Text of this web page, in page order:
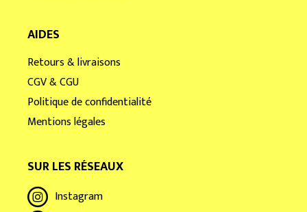
AIDES
Retours & livraisons
CGV & CGU
Politique de confidentialité
Mentions légales
SUR LES RÉSEAUX
Instagram